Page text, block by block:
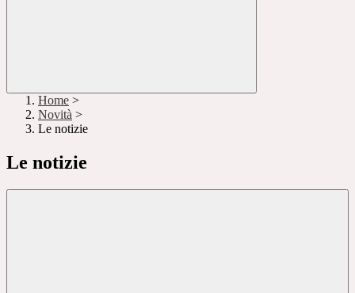
Home >
Novità >
Le notizie
Le notizie